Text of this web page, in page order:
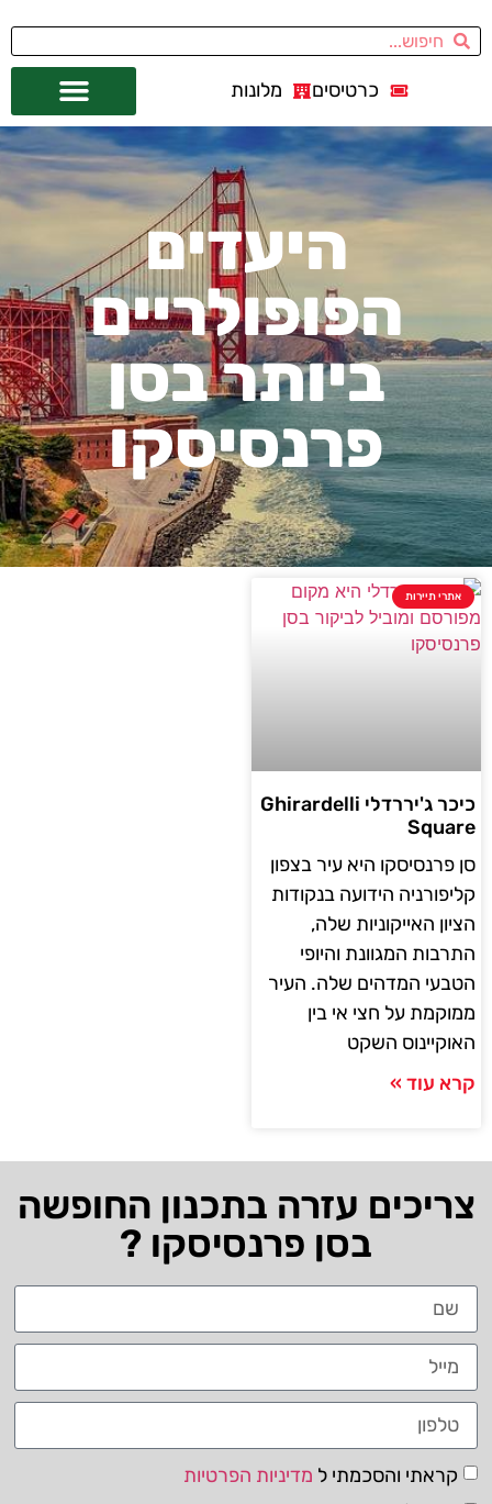
כרטיסים מלונות
היעדים
הפופולריים
ביותר בסן
פרנסיסקו
אתרי תיירות
כיכר ג'יררדלי Ghirardelli
Square
סן פרנסיסקו היא עיר בצפון
קליפורניה הידועה בנקודות
הציון האייקוניות שלה,
התרבות המגוונת והיופי
הטבעי המדהים שלה. העיר
ממוקמת על חצי אי בין
האוקיינוס ​​השקט
קרא עוד »
צריכים עזרה בתכנון החופשה
בסן פרנסיסקו ?
קראתי והסכמתי ל מדיניות הפרטיות